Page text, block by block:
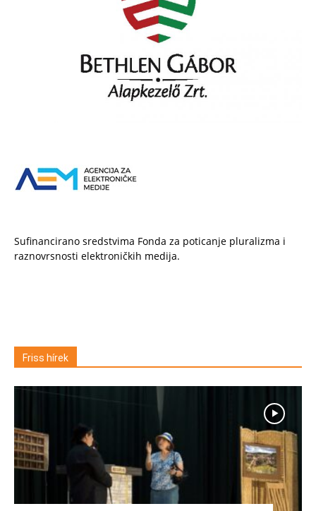
Sufinancirano sredstvima Fonda za poticanje pluralizma i
raznovrsnosti elektroničkih medija.
Friss hírek